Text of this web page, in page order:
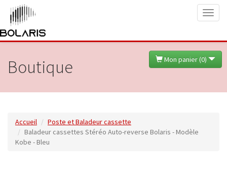
Mon panier (0)
Boutique
Accueil
Poste et Baladeur cassette
Baladeur cassettes Stéréo Auto-reverse Bolaris - Modèle
Kobe - Bleu